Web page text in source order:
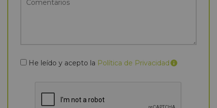
He leído y acepto la Política de Privacidad